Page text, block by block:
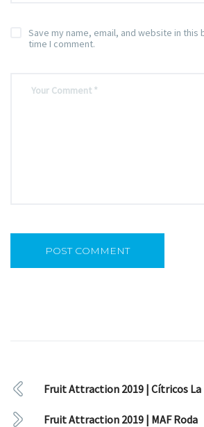
Save my name, email, and website in
time I comment.
Fruit Attraction 2019 | Cítricos La
Fruit Attraction 2019 | MAF Roda